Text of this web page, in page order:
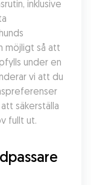
inklusive
möjligt så att
under en
vi att du
säkerställa
fullt ut.